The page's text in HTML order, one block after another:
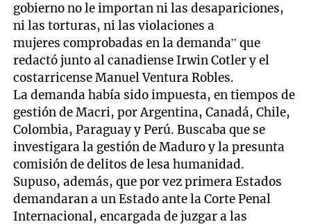
gobierno no le importan ni las desapariciones,
ni las torturas, ni las violaciones a
mujeres comprobadas en la demanda” que
redactó junto al canadiense Irwin Cotler y el
costarricense Manuel Ventura Robles.
La demanda había sido impuesta, en tiempos de
gestión de Macri, por Argentina, Canadá, Chile,
Colombia, Paraguay y Perú. Buscaba que se
investigara la gestión de Maduro y la presunta
comisión de delitos de lesa humanidad.
Supuso, además, que por vez primera Estados
demandaran a un Estado ante la Corte Penal
Internacional, encargada de juzgar a las